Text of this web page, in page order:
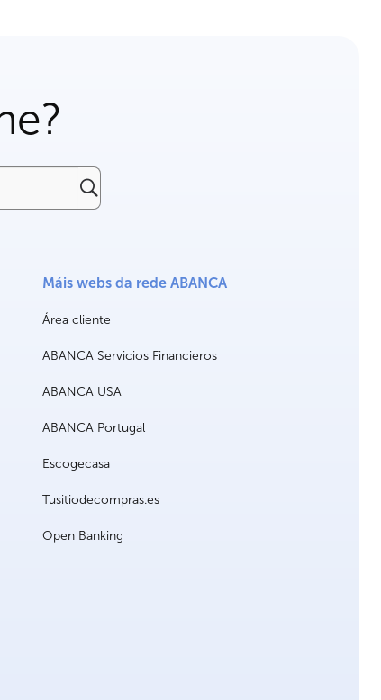
Máis webs da rede ABANCA
Área cliente
ABANCA Servicios Financieros
ABANCA USA
ABANCA Portugal
Escogecasa
Tusitiodecompras.es
Open Banking